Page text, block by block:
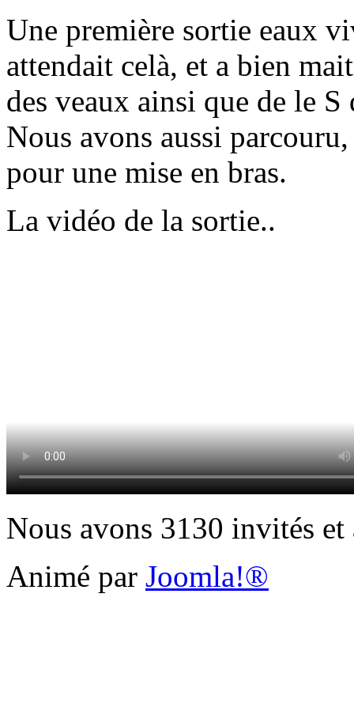
Une première sortie eaux
attendait celà, et a bien
des veaux ainsi que de le
Nous avons aussi
pour une mise en bras.
La vidéo de la sortie..
Nous avons 3130 invités
Animé par Joomla!®